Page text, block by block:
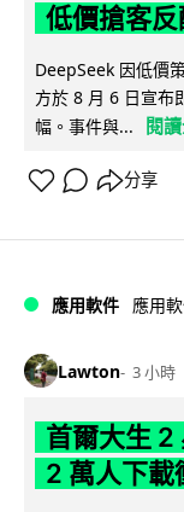
低價搶客
DeepSeek 因低價
方於 8 月 6 日宣布
幅。事件與...
閱
分享
應用軟件 應用
Lawton 3 小時
首爾大生 2
2 萬人下載